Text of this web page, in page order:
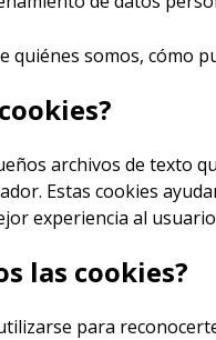
quiénes somos, cómo
archivos de texto
Estas cookies
experiencia al
las cookies?
para